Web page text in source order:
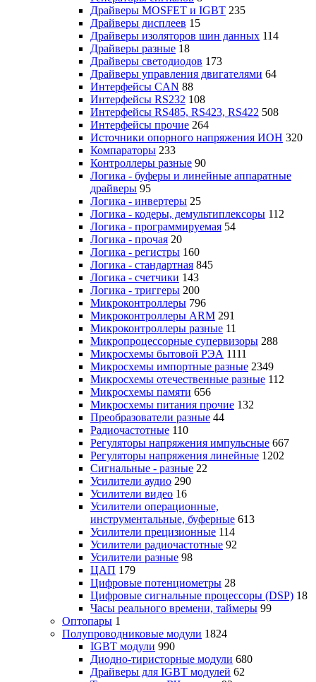
Драйверы MOSFET и IGBT 235
Драйверы дисплеев 15
Драйверы изоляторов шин данных 114
Драйверы разные 18
Драйверы светодиодов 173
Драйверы управления двигателями 64
Интерфейсы CAN 88
Интерфейсы RS232 108
Интерфейсы RS485, RS423, RS422 508
Интерфейсы прочие 264
Источники опорного напряжения ИОН 320
Компараторы 233
Контроллеры разные 90
Логика - буферы и линейные аппаратные
драйверы 95
Логика - инвертеры 25
Логика - кодеры, демультиплексоры 112
Логика - программируемая 54
Логика - прочая 20
Логика - регистры 160
Логика - стандартная 845
Логика - счетчики 143
Логика - триггеры 200
Микроконтроллеры 796
Микроконтроллеры ARM 291
Микроконтроллеры разные 11
Микропроцессорные супервизоры 288
Микросхемы бытовой РЭА 1111
Микросхемы импортные разные 2349
Микросхемы отечественные разные 112
Микросхемы памяти 656
Микросхемы питания прочие 132
Преобразователи разные 44
Радиочастотные 110
Регуляторы напряжения импульсные 667
Регуляторы напряжения линейные 1202
Сигнальные - разные 22
Усилители аудио 290
Усилители видео 16
Усилители операционные,
инструментальные, буферные 613
Усилители прецизионные 114
Усилители радиочастотные 92
Усилители разные 98
ЦАП 179
Цифровые потенциометры 28
Цифровые сигнальные процессоры (DSP) 18
Часы реального времени, таймеры 99
Оптопары 1
Полупроводниковые модули 1824
IGBT модули 990
Диодно-тиристорные модули 680
Драйверы для IGBT модулей 62